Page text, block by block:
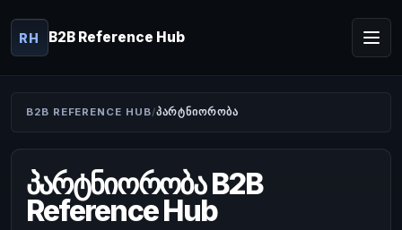
RH B2B Reference Hub
B2B REFERENCE HUB ᲞᲐᲠᲢᲜᲘᲝᲠᲝᲑᲐ
პარტნიორობა B2B
Reference Hub